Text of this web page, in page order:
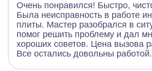
Очень понравился! Быстро,
Была неисправность в работе
плиты. Мастер разобрался в
помог решить проблему и дал
хороших советов. Цена вызова
Все остались довольны работой.